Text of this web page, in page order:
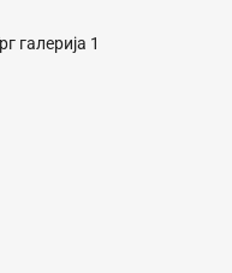
галерија 1